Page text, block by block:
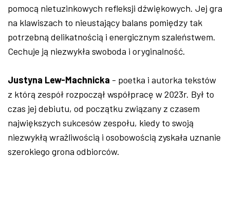
pomocą nietuzinkowych refleksji dźwiękowych. Jej gra
na klawiszach to nieustający balans pomiędzy tak
potrzebną delikatnością i energicznym szaleństwem.
Cechuje ją niezwykła swoboda i oryginalność.
Justyna Lew-Machnicka - poetka i autorka tekstów
z którą zespół rozpoczął współpracę w 2023r. Był to
czas jej debiutu, od początku związany z czasem
największych sukcesów zespołu, kiedy to swoją
niezwykłą wrażliwością i osobowością zyskała uznanie
szerokiego grona odbiorców.